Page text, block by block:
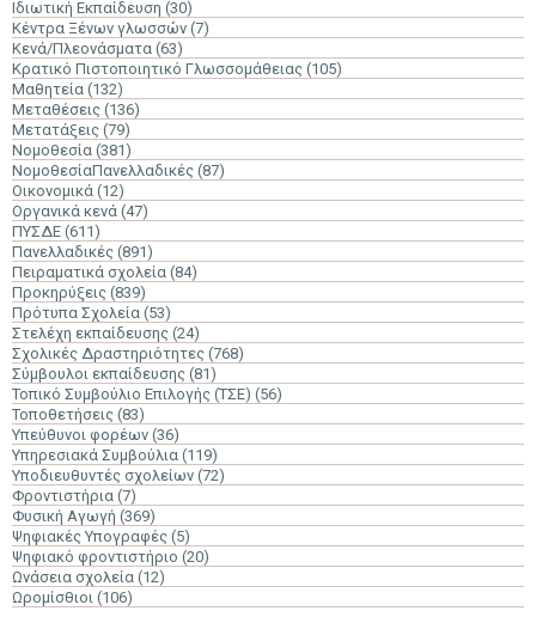
Ιδιωτική Εκπαίδευση (30)
Κέντρα Ξένων γλωσσών (7)
Κενά/Πλεονάσματα (63)
Κρατικό Πιστοποιητικό Γλωσσομάθειας (105)
Μαθητεία (132)
Μεταθέσεις (136)
Μετατάξεις (79)
Νομοθεσία (381)
ΝομοθεσίαΠανελλαδικές (87)
Οικονομικά (12)
Οργανικά κενά (47)
ΠΥΣΔΕ (611)
Πανελλαδικές (891)
Πειραματικά σχολεία (84)
Προκηρύξεις (839)
Πρότυπα Σχολεία (53)
Στελέχη εκπαίδευσης (24)
Σχολικές Δραστηριότητες (768)
Σύμβουλοι εκπαίδευσης (81)
Τοπικό Συμβούλιο Επιλογής (ΤΣΕ) (56)
Τοποθετήσεις (83)
Υπεύθυνοι φορέων (36)
Υπηρεσιακά Συμβούλια (119)
Υποδιευθυντές σχολείων (72)
Φροντιστήρια (7)
Φυσική Αγωγή (369)
Ψηφιακές Υπογραφές (5)
Ψηφιακό φροντιστήριο (20)
Ωνάσεια σχολεία (12)
Ωρομίσθιοι (106)